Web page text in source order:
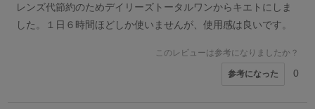
レンズ代節約のためデイリーズトータルワンからキエトにしま
した。１日６時間ほどしか使いませんが、使用感は良いです。
このレビューは参考になりましたか？
参考になった 0